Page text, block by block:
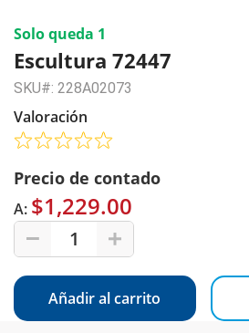
Solo queda 1
Escultura 72447
SKU#: 228A02073
Valoración
Precio de contado
A: $1,229.00
1
Añadir al carrito